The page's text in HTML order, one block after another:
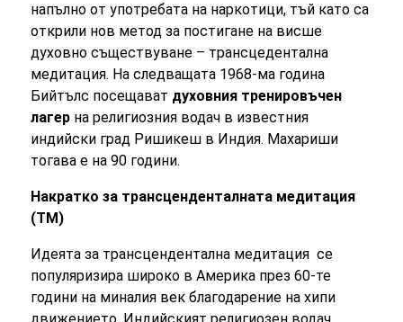
напълно от употребата на наркотици, тъй като са
открили нов метод за постигане на висше
духовно съществуване – трансцедентална
медитация. На следващата 1968-ма година
Бийтълс посещават духовния тренировъчен
лагер на религиозния водач в известния
индийски град Ришикеш в Индия. Махариши
тогава е на 90 години.
Накратко за трансценденталната медитация
(ТМ)
Идеята за трансцендентална медитация се
популяризира широко в Америка през 60-те
години на миналия век благодарение на хипи